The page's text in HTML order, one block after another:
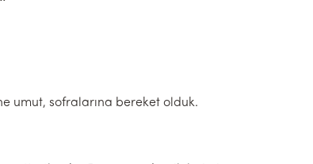
umut, sofralarına bereket olduk.